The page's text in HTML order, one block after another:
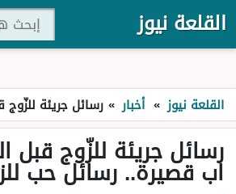
القلعة نيوز
القلعة نيوز » أخبار » رسائل جريئة للزّوج قبل النوم
رسائل جريئة للزّوج قبل
اب قصيرة.. رسائل حب